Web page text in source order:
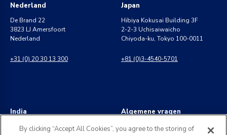
Nederland
De Brand 22
3823 LJ Amersfoort
Nederland
+31 (0) 20 30 13 300
Japan
Hibiya Kokusai Building 3F
2-2-3 Uchisaiwaicho
Chiyoda-ku, Tokyo 100-0011
+81 (0)3-4540-5701
India
8 Perungudi Industrial Estate
Algemene vragen
info@kldiscovery.com
By clicking “Accept All Cookies”, you agree to the storing of